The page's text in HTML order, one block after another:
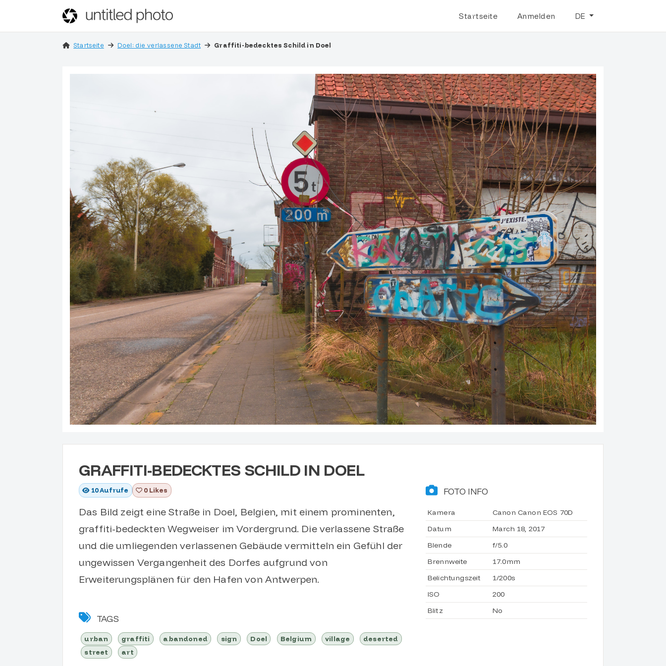
Startseite Anmelden DE
Startseite Doel: die verlassene Stadt Graffiti-bedecktes Schild in Doel
GRAFFITI-BEDECKTES SCHILD IN DOEL
10Aufrufe 0 Likes
Das Bild zeigt eine Straße in Doel, Belgien, mit einem prominenten,
graffiti-bedeckten Wegweiser im Vordergrund. Die verlassene Straße
und die umliegenden verlassenen Gebäude vermitteln ein Gefühl der
ungewissen Vergangenheit des Dorfes aufgrund von
Erweiterungsplänen für den Hafen von Antwerpen.
TAGS
urban graffiti abandoned sign Doel Belgium village
deserted
street
art
FOTO INFO
Kamera
Canon Canon EOS 70D
Datum
March 18, 2017
Blende
f/5.0
Brennweite
17.0mm
Belichtungszeit
1/200s
ISO
200
Blitz
No